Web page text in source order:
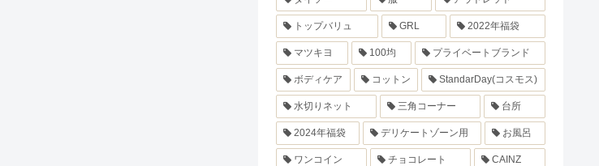
トップバリュ GRL 2022年福袋
マツキヨ 100均 プライベートブランド
ボディケア コットン StandarDay(コスモス)
水切りネット 三角コーナー 台所
2024年福袋 デリケートゾーン用 お風呂
ワンコイン チョコレート CAINZ